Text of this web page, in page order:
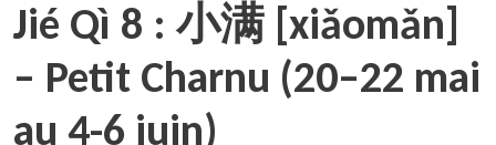
Jié Qì 8 : 小满 [xiǎomǎn]
– Petit Charnu (20–22 mai
au 4-6 juin)